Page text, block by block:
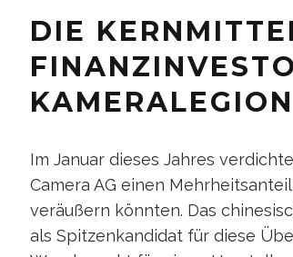
DIE
Im Januar dieses Jahres
Camera AG einen
veräußern könnten. Das
als Spitzenkandidat für diese